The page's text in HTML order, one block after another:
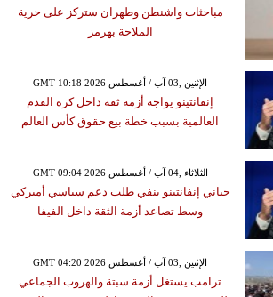
مباحثات واشنطن وطهران ستركز على حرية
الملاحة بهرمز
GMT 10:18 2026 الإثنين ,03 آب / أغسطس
إنفانتينو يواجه أزمة ثقة داخل كرة القدم
العالمية بسبب خطة بيع حقوق كأس العالم
GMT 09:04 2026 الثلاثاء ,04 آب / أغسطس
جياني إنفانتينو ينفي طلب دعم سياسي أميركي
وسط تصاعد أزمة الثقة داخل الفيفا
GMT 04:20 2026 الإثنين ,03 آب / أغسطس
ترامب يستغل أزمة سبتة والهروب الجماعي